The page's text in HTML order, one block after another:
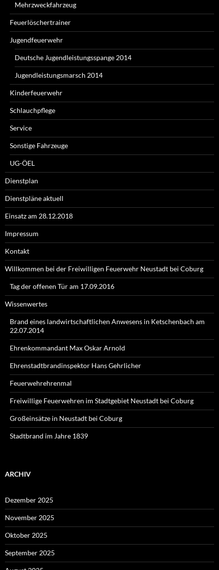
Mehrzweckfahrzeug
Feuerlöschertrainer
Jugendfeuerwehr
Deutsche Jugendleistungsspange 2014
Jugendleistungsmarsch 2014
Kinderfeuerwehr
Schlauchpflege
Service
Sonstige Fahrzeuge
UG-ÖEL
Dienstplan
Dienstpläne aktuell
Einsatz am 28.12.2018
Impressum
Kontakt
Willkommen bei der Freiwilligen Feuerwehr Neustadt bei Coburg
Tag der offenen Tür am 17.09.2016
Wissenwertes
Brand eines landwirtschaftlichen Anwesens in Ketschenbach am
22.07.2014
Ehrenkommandant Max Oskar Arnold
Ehrenstadtbrandinspektor Hans Gehrlicher
Feuerwehrehrenmal
Freiwillige Feuerwehren im Stadtgebiet Neustadt bei Coburg
Großeinsätze in Neustadt bei Coburg
Stadtbrand im Jahre 1839
ARCHIV
Dezember 2025
November 2025
Oktober 2025
September 2025